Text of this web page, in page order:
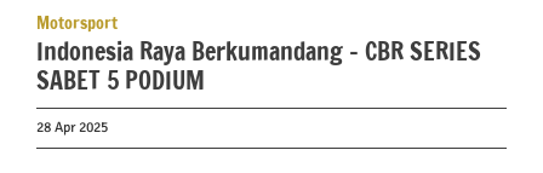
Motorsport
Indonesia Raya Berkumandang – CBR SERIES
SABET 5 PODIUM
28 Apr 2025